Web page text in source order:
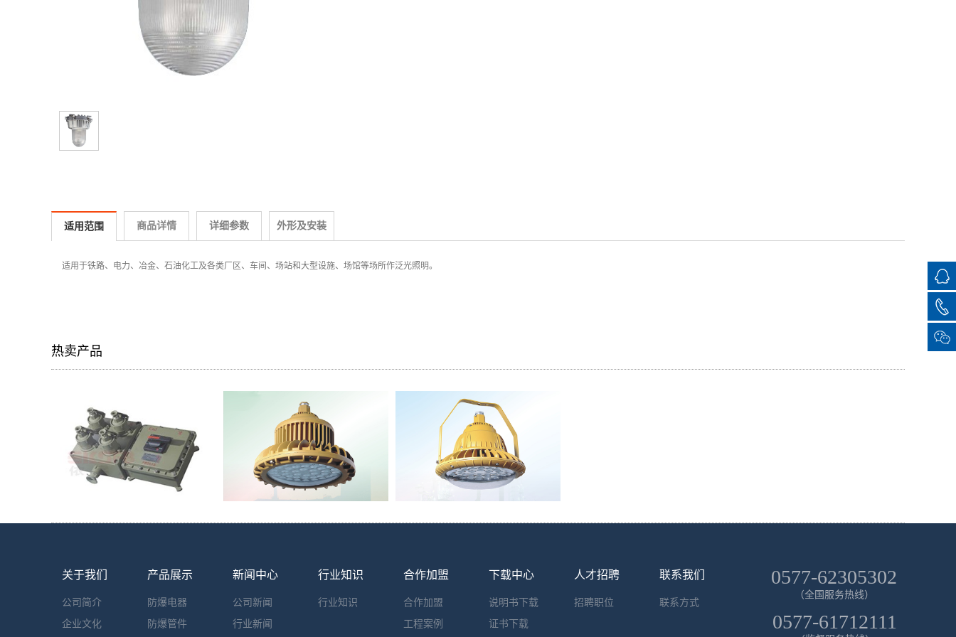
适用范围 商品详情 详细参数 外形及安装
适用于铁路、电力、冶金、石油化工及各类厂区、车间、场站和大型设施、场馆等场所作泛光照明。
热卖产品
关于我们
公司简介
企业文化
产品展示
防爆电器
防爆管件
新闻中心
公司新闻
行业新闻
行业知识
行业知识
合作加盟
合作加盟
工程案例
下载中心
说明书下载
证书下载
人才招聘
招聘职位
联系我们
联系方式
0577-62305302
（全国服务热线）
0577-61712111